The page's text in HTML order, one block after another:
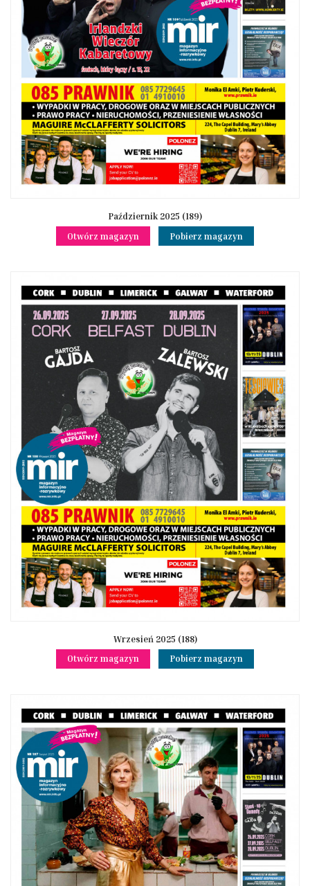
Październik 2025 (189)
Otwórz magazyn
Pobierz magazyn
Wrzesień 2025 (188)
Otwórz magazyn
Pobierz magazyn